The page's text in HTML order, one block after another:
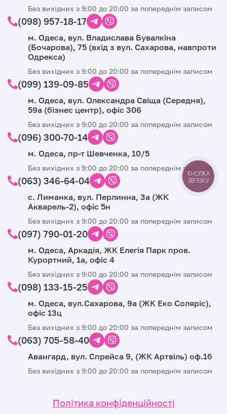
Без вихідних з 9:00 до 20:00 за попереднім записом
(098) 957-18-17
м. Одеса, вул. Владислава Бувалкіна
(Бочарова), 75 (вхід з вул. Сахарова, навпроти
Одрекса)
Без вихідних з 9:00 до 20:00 за попереднім записом
(099) 139-09-85
м. Одеса, вул. Олександра Свіща (Середня),
59а (бізнес центр), офіс 306
Без вихідних з 9:00 до 20:00 за попереднім записом
(096) 300-70-14
м. Одеса, пр-т Шевченка, 10/5
Без вихідних з 9:00 до 20:00 за попереднім записом
(063) 346-64-04
с. Лиманка, вул. Перлинна, 3а (ЖК
Акварель-2), офіс 5н
Без вихідних з 9:00 до 20:00 за попереднім записом
(097) 790-01-20
м. Одеса, Аркадія, ЖК Елегія Парк пров.
Курортний, 1а, офіс 4
Без вихідних з 9:00 до 20:00 за попереднім записом
(098) 133-15-25
м. Одеса, вул.Сахарова, 9а (ЖК Еко Соляріс),
офіс 13ц
Без вихідних з 9:00 до 20:00 за попереднім записом
(063) 705-58-40
Авангард, вул. Спрейса 9, (ЖК Артвіль) оф.1б
Без вихідних з 9:00 до 20:00 за попереднім записом
Політика конфіденційності
КНОПКА
ЗВ'ЯЗКУ